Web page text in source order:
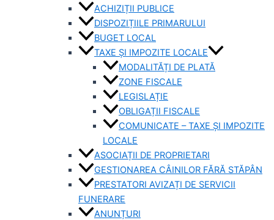
ACHIZIȚII PUBLICE
DISPOZIȚIILE PRIMARULUI
BUGET LOCAL
TAXE ȘI IMPOZITE LOCALE
MODALITĂȚI DE PLATĂ
ZONE FISCALE
LEGISLAȚIE
OBLIGAȚII FISCALE
COMUNICATE – TAXE ȘI IMPOZITE
LOCALE
ASOCIAȚII DE PROPRIETARI
GESTIONAREA CÂINILOR FĂRĂ STĂPÂN
PRESTATORI AVIZAȚI DE SERVICII
FUNERARE
ANUNȚURI